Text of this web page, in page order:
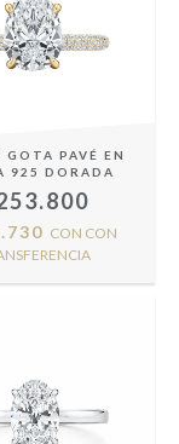
GOTA PAVÉ EN
925 DORADA
CON CON